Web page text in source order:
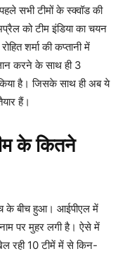
सभी टीमों के स्क्वॉड की
को टीम इंडिया का चयन
शर्मा की कप्तानी में
करने के साथ ही 3
है। जिसके साथ ही अब ये
हैं।
के कितने
के बीच हुआ। आईपीएल में
पर मुहर लगी है। ऐसे में
रही 10 टीमें में से किन-